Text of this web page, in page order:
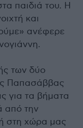
παιδιά του. Η
και
ανέφερε
των δύο
Παπασάββας
για τα βήματα
από την
στη χώρα μας